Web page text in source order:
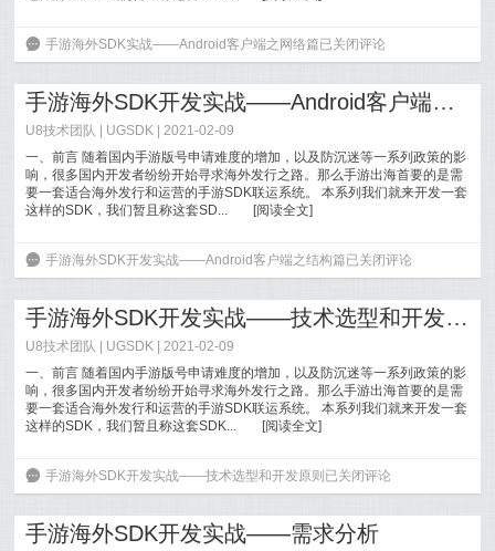
6 手游海外SDK实战——Android客户端之网络篇已关闭评论
手游海外SDK开发实战——Android客户端之结构篇
U8技术团队 UGSDK | 2021-02-09
一、前言 随着国内手游版号申请难度的增加，以及防沉迷等一系列政策的影
响，很多国内开发者纷纷开始寻求海外发行之路。那么手游出海首要的是需
要一套适合海外发行和运营的手游SDK联运系统。 本系列我们就来开发一套
这样的SDK，我们暂且称这套SD...
[阅读全文]
6 手游海外SDK开发实战——Android客户端之结构篇已关闭评论
手游海外SDK开发实战——技术选型和开发原则
U8技术团队 UGSDK | 2021-02-09
一、前言 随着国内手游版号申请难度的增加，以及防沉迷等一系列政策的影
响，很多国内开发者纷纷开始寻求海外发行之路。那么手游出海首要的是需
要一套适合海外发行和运营的手游SDK联运系统。 本系列我们就来开发一套
这样的SDK，我们暂且称这套SDK...
[阅读全文]
6 手游海外SDK开发实战——技术选型和开发原则 已关闭评论
手游海外SDK开发实战——需求分析